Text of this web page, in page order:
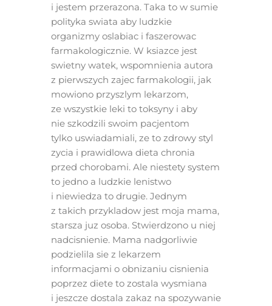
i jestem przerazona. Taka to w sumie
polityka swiata aby ludzkie
organizmy oslabiac i faszerowac
farmakologicznie. W ksiazce jest
swietny watek, wspomnienia autora
z pierwszych zajec farmakologii, jak
mowiono przyszlym lekarzom,
ze wszystkie leki to toksyny i aby
nie szkodzili swoim pacjentom
tylko uswiadamiali, ze to zdrowy styl
zycia i prawidlowa dieta chronia
przed chorobami. Ale niestety system
to jedno a ludzkie lenistwo
i niewiedza to drugie. Jednym
z takich przykladow jest moja mama,
starsza juz osoba. Stwierdzono u niej
nadcisnienie. Mama nadgorliwie
podzielila sie z lekarzem
informacjami o obnizaniu cisnienia
poprzez diete to zostala wysmiana
i jeszcze dostala zakaz na spozywanie